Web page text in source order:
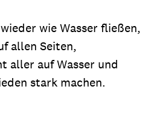
wie Wasser fließen,
allen Seiten,
aller auf Wasser und
stark machen.